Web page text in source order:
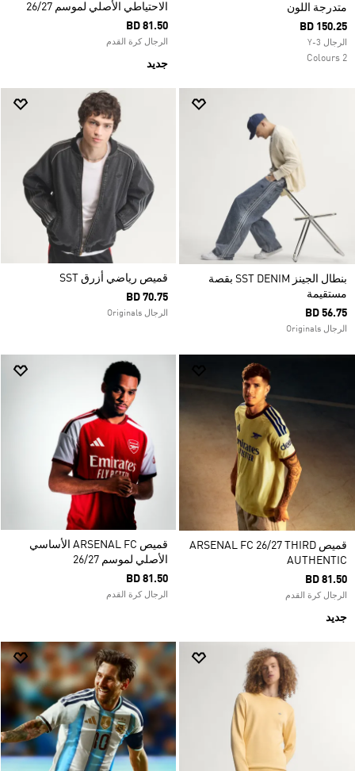
متدرجة اللون
BD 150.25
الرجال Y-3
2 Colours
الاحتياطي الأصلي لموسم 26/27
BD 81.50
الرجال كرة القدم
جديد
بنطال الجينز SST DENIM بقصة
مستقيمة
BD 56.75
الرجال Originals
قميص رياضي أزرق SST
BD 70.75
الرجال Originals
قميص ARSENAL FC 26/27 THIRD
AUTHENTIC
BD 81.50
الرجال كرة القدم
جديد
قميص ARSENAL FC الأساسي
الأصلي لموسم 26/27
BD 81.50
الرجال كرة القدم